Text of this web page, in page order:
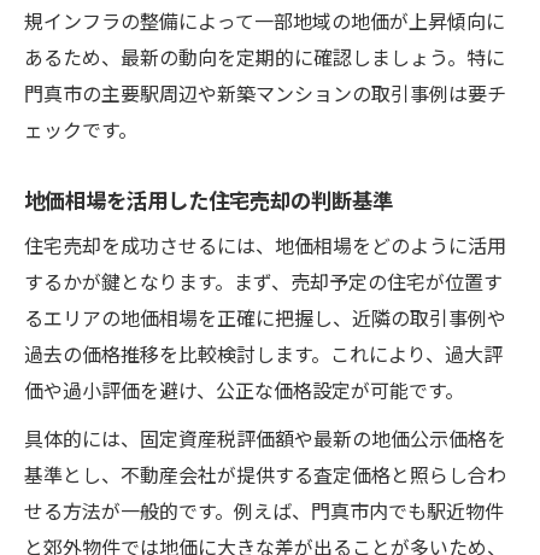
規インフラの整備によって一部地域の地価が上昇傾向に
あるため、最新の動向を定期的に確認しましょう。特に
門真市の主要駅周辺や新築マンションの取引事例は要チ
ェックです。
地価相場を活用した住宅売却の判断基準
住宅売却を成功させるには、地価相場をどのように活用
するかが鍵となります。まず、売却予定の住宅が位置す
るエリアの地価相場を正確に把握し、近隣の取引事例や
過去の価格推移を比較検討します。これにより、過大評
価や過小評価を避け、公正な価格設定が可能です。
具体的には、固定資産税評価額や最新の地価公示価格を
基準とし、不動産会社が提供する査定価格と照らし合わ
せる方法が一般的です。例えば、門真市内でも駅近物件
と郊外物件では地価に大きな差が出ることが多いため、